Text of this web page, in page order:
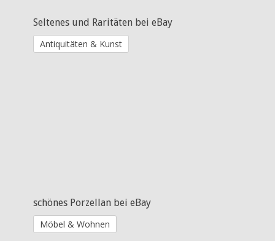
Seltenes und Raritäten bei eBay
Antiquitäten & Kunst
schönes Porzellan bei eBay
Möbel & Wohnen